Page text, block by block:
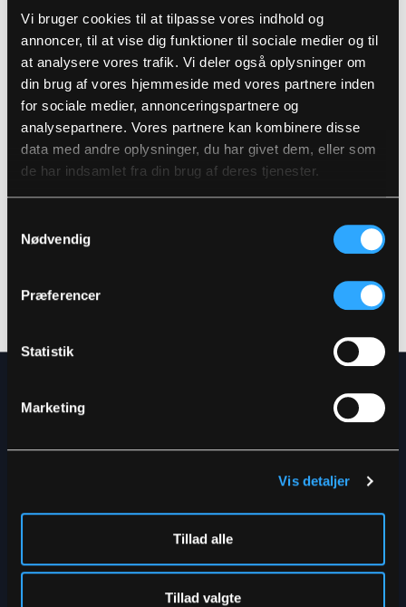
Vi bruger cookies til at tilpasse vores indhold og
annoncer, til at vise dig funktioner til sociale medier og til
at analysere vores trafik. Vi deler også oplysninger om
din brug af vores hjemmeside med vores partnere inden
for sociale medier, annonceringspartnere og
analysepartnere. Vores partnere kan kombinere disse
data med andre oplysninger, du har givet dem, eller som
de har indsamlet fra din brug af deres tjenester.
Nødvendig
Præferencer
Statistik
Marketing
Vis detaljer
Tillad alle
Tillad valgte
Vind- og vandtæt
Vandtæthed: >20.000 MM
Fast hætte med snøre
Skjult lynlås med trykknaplukning
Ærmer med vindfang
Elastik i lænden
Trykknapjustering ved ankler
RWS reflekser
Produktdata
Varenummer: LR57-RWS-53
DB-nummer: 2282808
EAN: 5708217032382
Størrelsesguide
Vaskeanvisninger
Plejeinstruktioner:
Vaskes sammen med tilsvarende farver
Få de seneste nyheder direkte i